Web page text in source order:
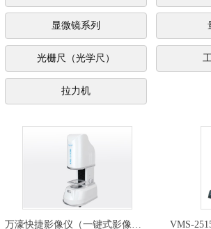
显微镜系列
光栅尺（光学尺）
拉力机
万濠快捷影像仪（一键式影像测量… VMS-